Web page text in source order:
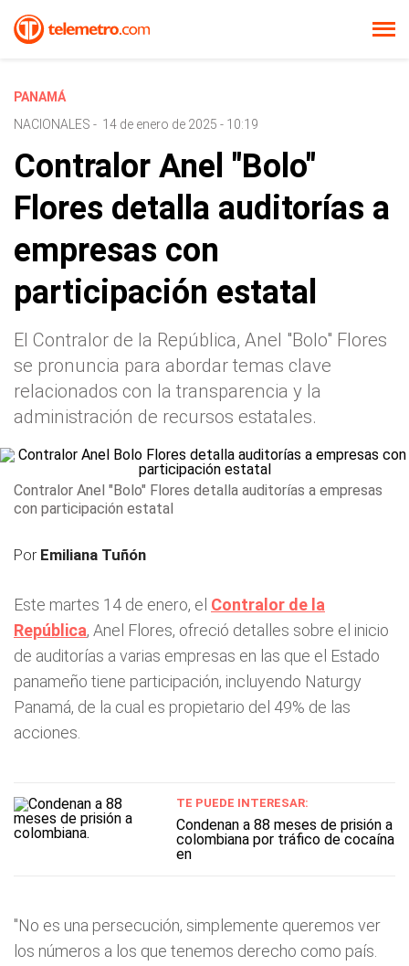
PANAMÁ
NACIONALES - 14 de enero de 2025 - 10:19
Contralor Anel "Bolo"
Flores detalla auditorías a
empresas con
participación estatal
El Contralor de la República, Anel "Bolo" Flores
se pronuncia para abordar temas clave
relacionados con la transparencia y la
administración de recursos estatales.
Contralor Anel "Bolo" Flores detalla auditorías a empresas
con participación estatal
Por Emiliana Tuñón
Este martes 14 de enero, el Contralor de la
República, Anel Flores, ofreció detalles sobre el inicio
de auditorías a varias empresas en las que el Estado
panameño tiene participación, incluyendo Naturgy
Panamá, de la cual es propietario del 49% de las
acciones.
TE PUEDE INTERESAR:
Condenan a 88 meses de prisión a
colombiana por tráfico de cocaína
en
"No es una persecución, simplemente queremos ver
los números a los que tenemos derecho como país.